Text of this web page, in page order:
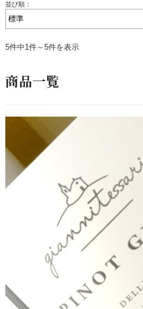
並び順：
5件中1件～5件を表示
商品一覧